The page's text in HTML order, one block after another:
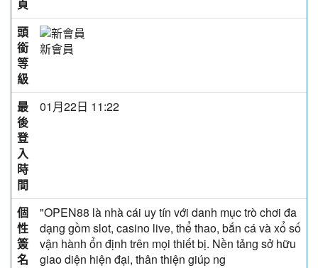
頁
頭
銜
等
級
新會員
最
後
登
入
時
間
01月22日 11:22
個
性
簽
名
"OPEN88 là nhà cái uy tín với danh mục trò chơi đa
dạng gồm slot, casino live, thể thao, bắn cá và xổ số
vận hành ổn định trên mọi thiết bị. Nền tảng sở hữu
giao diện hiện đại, thân thiện giúp ng